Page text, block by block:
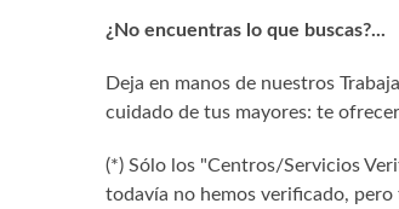
¿No encuentras lo que buscas?...
Deja en manos de nuestros
cuidado de tus mayores: te
(*) Sólo los "Centros/Servicios
todavía no hemos verificado,